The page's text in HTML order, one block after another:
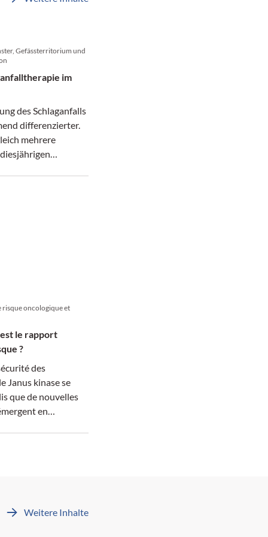
Gefässterritorium und
im
des Schlaganfalls
differenzierter.
mehrere
risque oncologique et
le rapport
?
des
Janus kinase se
que de nouvelles
en
Weitere Inhalte